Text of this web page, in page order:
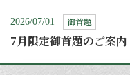
2026/07/01 御首題
7月限定御首題のご案内